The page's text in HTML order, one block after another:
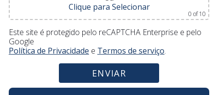
Clique para Selecionar
0 of 10
Este site é protegido pelo reCAPTCHA Enterprise e pelo
Google
Política de Privacidade e Termos de serviço.